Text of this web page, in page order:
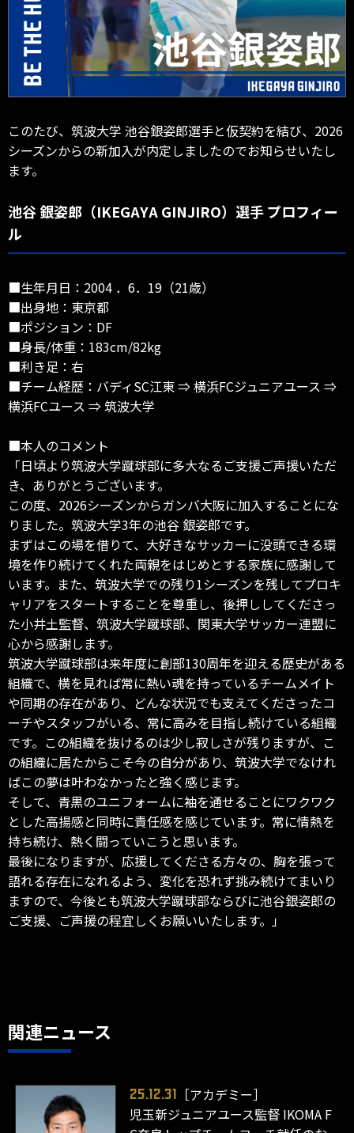
このたび、筑波大学 池谷銀姿郎選手と仮契約を結び、2026
シーズンからの新加入が内定しましたのでお知らせいたし
ます。
池谷 銀姿郎（IKEGAYA GINJIRO）選手 プロフィー
ル
■生年月日：2004 ．6．19（21歳）
■出身地：東京都
■ポジション：DF
■身長/体重：183cm/82kg
■利き足：右
■チーム経歴：バディSC江東 ⇒ 横浜FCジュニアユース ⇒
横浜FCユース ⇒ 筑波大学
■本人のコメント
「日頃より筑波大学蹴球部に多大なるご支援ご声援いただ
き、ありがとうございます。
この度、2026シーズンからガンバ大阪に加入することにな
りました。筑波大学3年の池谷 銀姿郎です。
まずはこの場を借りて、大好きなサッカーに没頭できる環
境を作り続けてくれた両親をはじめとする家族に感謝して
います。また、筑波大学での残り1シーズンを残してプロキ
ャリアをスタートすることを尊重し、後押ししてくださっ
た小井土監督、筑波大学蹴球部、関東大学サッカー連盟に
心から感謝します。
筑波大学蹴球部は来年度に創部130周年を迎える歴史がある
組織で、横を見れば常に熱い魂を持っているチームメイト
や同期の存在があり、どんな状況でも支えてくださったコ
ーチやスタッフがいる、常に高みを目指し続けている組織
です。この組織を抜けるのは少し寂しさが残りますが、こ
の組織に居たからこそ今の自分があり、筑波大学でなけれ
ばこの夢は叶わなかったと強く感じます。
そして、青黒のユニフォームに袖を通せることにワクワク
とした高揚感と同時に責任感を感じています。常に情熱を
持ち続け、熱く闘っていこうと思います。
最後になりますが、応援してくださる方々の、胸を張って
語れる存在になれるよう、変化を恐れず挑み続けてまいり
ますので、今後とも筑波大学蹴球部ならびに池谷銀姿郎の
ご支援、ご声援の程宜しくお願いいたします。」
関連ニュース
25.12.31
［アカデミー］
児玉新ジュニアユース監督 IKOMA F